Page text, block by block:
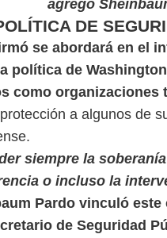
agregó
DE
se abordará en el
política de
como
a algunos de
siempre la
o incluso la
Pardo vinculó
de Seguridad